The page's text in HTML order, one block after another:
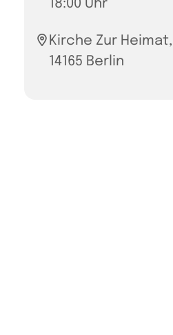
18:00 Uhr
Kirche Zur
14165 Berlin